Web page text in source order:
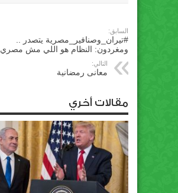
السابق:
#تيران_وصنافير_مصرية يتصدر ..
ومغردون: النظام هو اللي مش مصري
التالي:
معانى رمضانية
مقالات أخري